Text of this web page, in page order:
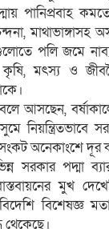
পানিপ্রবাহ
মাথাভাঙ্গাসহ
পলি জমে
মৎস্য ও
আসছেন,
নিয়ন্ত্রিতভাবে
সংকট অনেকাংশে দূর
সরকার পদ্মা
মুখ
বিশেষজ্ঞ
থেকেছে।